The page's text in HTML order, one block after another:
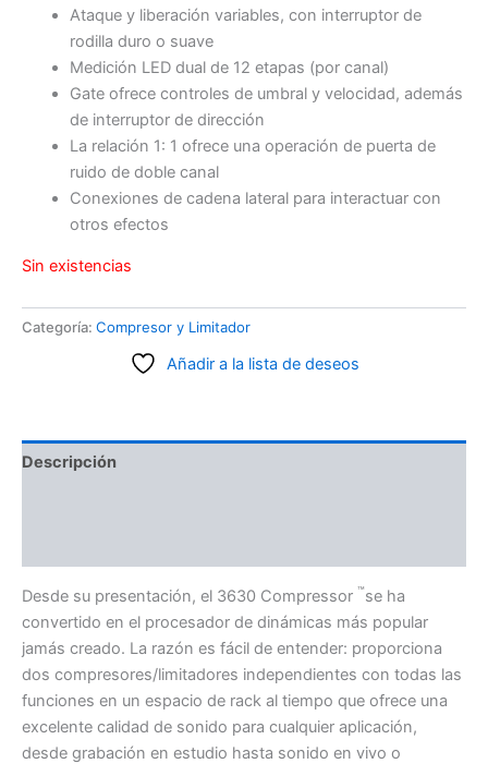
Ataque y liberación variables, con interruptor de
rodilla duro o suave
Medición LED dual de 12 etapas (por canal)
Gate ofrece controles de umbral y velocidad, además
de interruptor de dirección
La relación 1: 1 ofrece una operación de puerta de
ruido de doble canal
Conexiones de cadena lateral para interactuar con
otros efectos
Sin existencias
Categoría: Compresor y Limitador
Añadir a la lista de deseos
Descripción
Desde su presentación, el 3630 Compressor ™se ha
convertido en el procesador de dinámicas más popular
jamás creado. La razón es fácil de entender: proporciona
dos compresores/limitadores independientes con todas las
funciones en un espacio de rack al tiempo que ofrece una
excelente calidad de sonido para cualquier aplicación,
desde grabación en estudio hasta sonido en vivo o